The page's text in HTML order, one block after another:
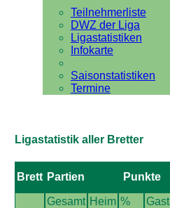
Teilnehmerliste
DWZ der Liga
Ligastatistiken
Infokarte
Saisonstatistiken
Termine
Ligastatistik aller Bretter
Brett Partien Punkte
Gesamt Heim % Gast